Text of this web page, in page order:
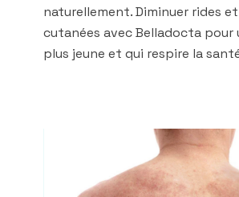
naturellement. Diminuer rides
cutanées avec Belladocta pour
plus jeune et qui respire la